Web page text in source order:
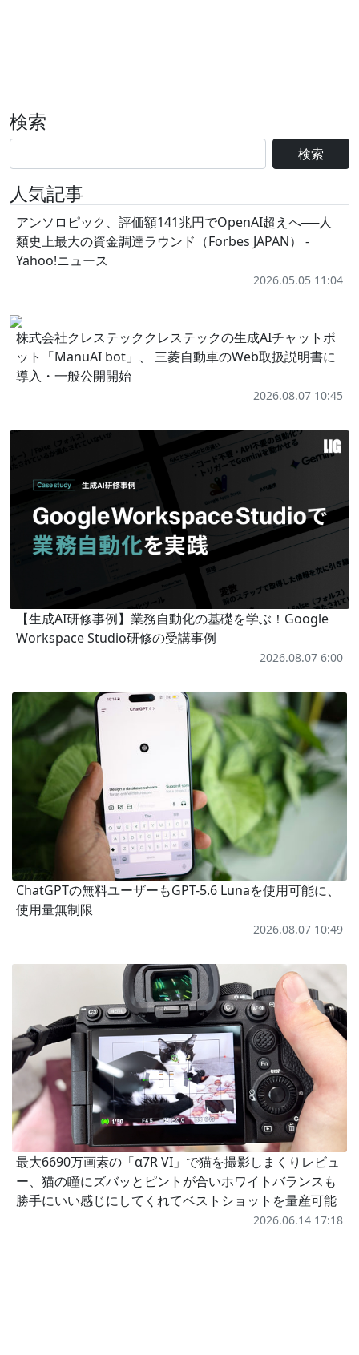
検索
検索
人気記事
アンソロピック、評価額141兆円でOpenAI超えへ──人
類史上最大の資金調達ラウンド（Forbes JAPAN） -
Yahoo!ニュース
2026.05.05 11:04
株式会社クレステッククレステックの生成AIチャットボ
ット「ManuAI bot」、 三菱自動車のWeb取扱説明書に
導入・一般公開開始
2026.08.07 10:45
【生成AI研修事例】業務自動化の基礎を学ぶ！Google
Workspace Studio研修の受講事例
2026.08.07 6:00
ChatGPTの無料ユーザーもGPT-5.6 Lunaを使用可能に、
使用量無制限
2026.08.07 10:49
最大6690万画素の「α7R VI」で猫を撮影しまくりレビュ
ー、猫の瞳にズバッとピントが合いホワイトバランスも
勝手にいい感じにしてくれてベストショットを量産可能
2026.06.14 17:18